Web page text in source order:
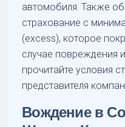
автомобиля. Также
страхование с
(excess), которое
случае повреждения
прочитайте условия
представителя
Вождение в